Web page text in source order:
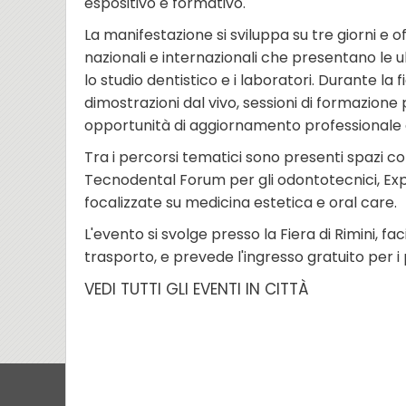
La manifestazione si sviluppa su tre giorni e
nazionali e internazionali che presentano le
lo studio dentistico e i laboratori. Durante la
dimostrazioni dal vivo, sessioni di
opportunità di aggiornamento professionale
Tra i percorsi tematici sono presenti spazi
Tecnodental Forum per gli odontotecnici,
focalizzate su medicina estetica e oral care.
L'evento si svolge presso la Fiera di Rimini,
trasporto, e prevede l'ingresso gratuito per
VEDI TUTTI GLI EVENTI IN CITTÀ